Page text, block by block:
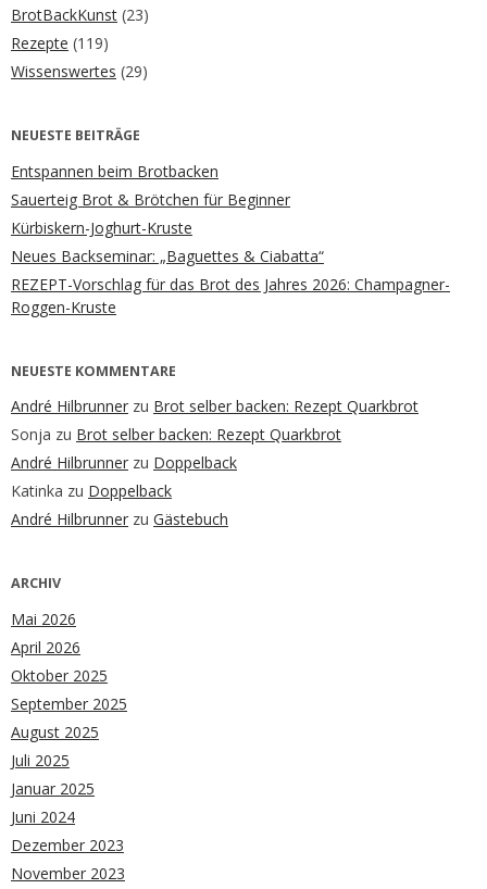
BrotBackKunst (23)
Rezepte (119)
Wissenswertes (29)
NEUESTE BEITRÄGE
Entspannen beim Brotbacken
Sauerteig Brot & Brötchen für Beginner
Kürbiskern-Joghurt-Kruste
Neues Backseminar: „Baguettes & Ciabatta“
REZEPT-Vorschlag für das Brot des Jahres 2026: Champagner-
Roggen-Kruste
NEUESTE KOMMENTARE
André Hilbrunner zu Brot selber backen: Rezept Quarkbrot
Sonja zu Brot selber backen: Rezept Quarkbrot
André Hilbrunner zu Doppelback
Katinka zu Doppelback
André Hilbrunner zu Gästebuch
ARCHIV
Mai 2026
April 2026
Oktober 2025
September 2025
August 2025
Juli 2025
Januar 2025
Juni 2024
Dezember 2023
November 2023